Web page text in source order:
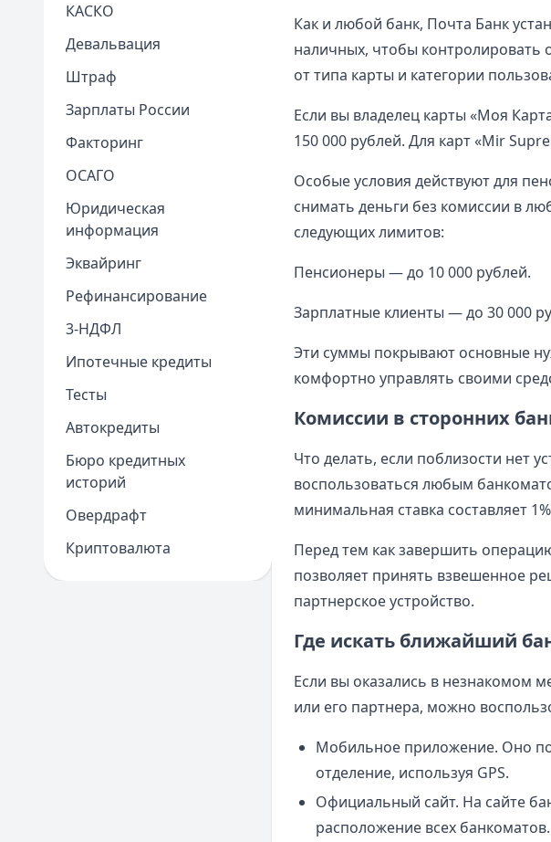
КАСКО
Девальвация
Штраф
Зарплаты России
Факторинг
ОСАГО
Юридическая
информация
Эквайринг
Рефинансирование
3-НДФЛ
Ипотечные кредиты
Тесты
Автокредиты
Бюро кредитных
историй
Овердрафт
Криптовалюта
Как и любой банк, Почта Банк
наличных, чтобы контролировать
от типа карты и категории
Если вы владелец карты «Моя
150 000 рублей. Для карт «Mir
Особые условия действуют для
снимать деньги без комиссии в
следующих лимитов:
Пенсионеры — до 10 000 рублей.
Зарплатные клиенты — до 30 000
Эти суммы покрывают основные
комфортно управлять своими
Комиссии в сторонних
Что делать, если поблизости нет
воспользоваться любым
минимальная ставка составляет
Перед тем как завершить
позволяет принять взвешенное
партнерское устройство.
Где искать ближайший
Если вы оказались в незнакомом
или его партнера, можно
Мобильное приложение. Оно
отделение, используя GPS.
Официальный сайт. На сайте
расположение всех банкоматов.